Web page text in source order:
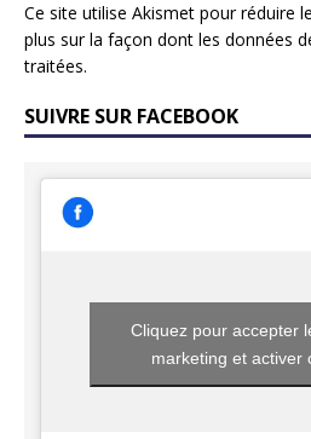
Ce site utilise Akismet pour réduire
plus sur la façon dont les données
traitées.
SUIVRE SUR FACEBOOK
Cliquez pour accepter
marketing et activer